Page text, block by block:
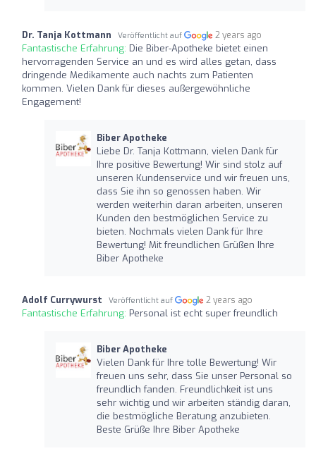
Dr. Tanja Kottmann Veröffentlicht auf 2 years ago
Fantastische Erfahrung: Die Biber-Apotheke bietet einen
hervorragenden Service an und es wird alles getan, dass
dringende Medikamente auch nachts zum Patienten
kommen. Vielen Dank für dieses außergewöhnliche
Engagement!
Biber Apotheke
Liebe Dr. Tanja Kottmann, vielen Dank für
Ihre positive Bewertung! Wir sind stolz auf
unseren Kundenservice und wir freuen uns,
dass Sie ihn so genossen haben. Wir
werden weiterhin daran arbeiten, unseren
Kunden den bestmöglichen Service zu
bieten. Nochmals vielen Dank für Ihre
Bewertung! Mit freundlichen Grüßen Ihre
Biber Apotheke
Adolf Currywurst Veröffentlicht auf 2 years ago
Fantastische Erfahrung: Personal ist echt super freundlich
Biber Apotheke
Vielen Dank für Ihre tolle Bewertung! Wir
freuen uns sehr, dass Sie unser Personal so
freundlich fanden. Freundlichkeit ist uns
sehr wichtig und wir arbeiten ständig daran,
die bestmögliche Beratung anzubieten.
Beste Grüße Ihre Biber Apotheke